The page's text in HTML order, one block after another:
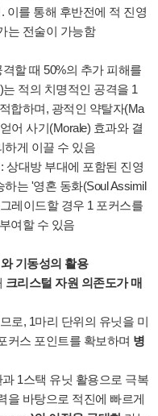
이를 통해 후반전에 적 진영
는 전술이 가능함
할 때 50%의 추가 피해를
적의 치명적인 공격을 1
합하며, 광적인 약탈자(Ma
어 사기(Morale) 효과와 결
하게 이끌 수 있음
상대방 부대에 포함된 진영
는 '영혼 동화(Soul Assimil
레이드할 경우 1 포커스를
여할 수 있음
기동성의 활용
크리스털 자원 의존도가 매
로, 1마리 단위의 유닛을 미
커스 포인트를 확보하며 병
1스택 유닛 활용으로 극복
을 바탕으로 적진에 빠르게